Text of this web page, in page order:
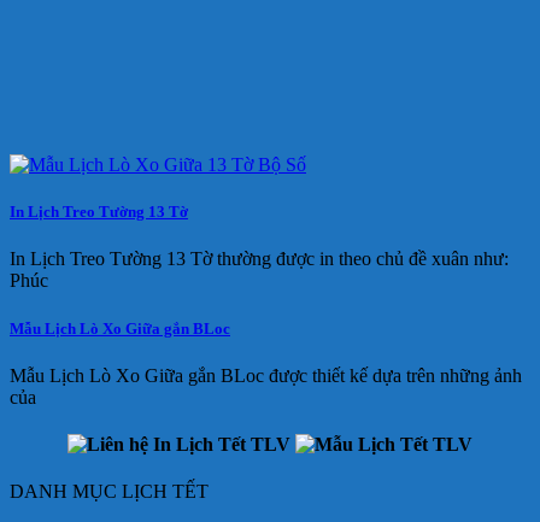
In Lịch Treo Tường 13 Tờ
In Lịch Treo Tường 13 Tờ thường được in theo chủ đề xuân như:
Phúc
Mẫu Lịch Lò Xo Giữa gắn BLoc
Mẫu Lịch Lò Xo Giữa gắn BLoc được thiết kế dựa trên những ảnh
của
DANH MỤC LỊCH TẾT